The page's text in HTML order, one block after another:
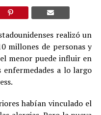
realizó un
millones de personas y
menor puede influir en
a lo largo
habían vinculado el